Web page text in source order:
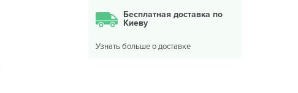
Бесплатная доставка по
Киеву
Узнать больше о доставке